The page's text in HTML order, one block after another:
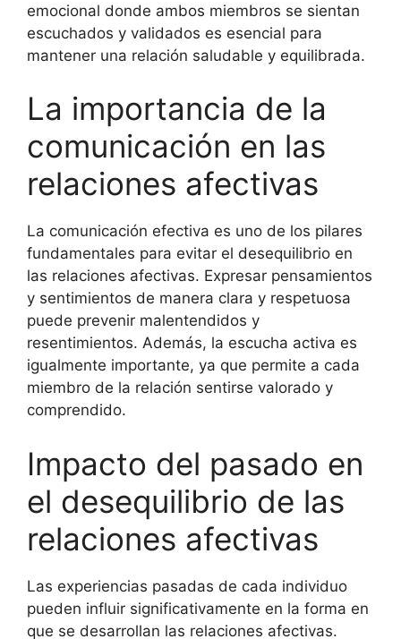
emocional donde ambos miembros se sientan
escuchados y validados es esencial para
mantener una relación saludable y equilibrada.
La importancia de la
comunicación en las
relaciones afectivas
La comunicación efectiva es uno de los pilares
fundamentales para evitar el desequilibrio en
las relaciones afectivas. Expresar pensamientos
y sentimientos de manera clara y respetuosa
puede prevenir malentendidos y
resentimientos. Además, la escucha activa es
igualmente importante, ya que permite a cada
miembro de la relación sentirse valorado y
comprendido.
Impacto del pasado en
el desequilibrio de las
relaciones afectivas
Las experiencias pasadas de cada individuo
pueden influir significativamente en la forma en
que se desarrollan las relaciones afectivas.